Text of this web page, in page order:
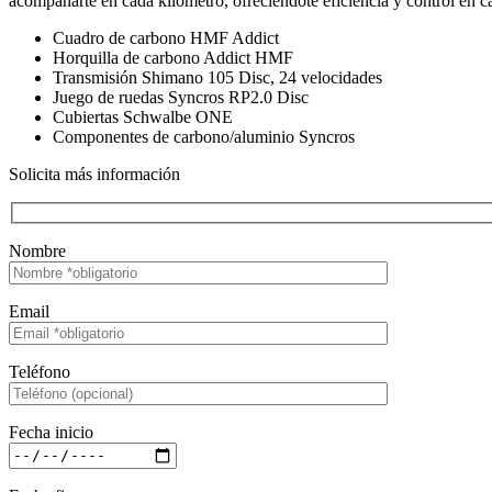
Cuadro de carbono HMF Addict
Horquilla de carbono Addict HMF
Transmisión Shimano 105 Disc, 24 velocidades
Juego de ruedas Syncros RP2.0 Disc
Cubiertas Schwalbe ONE
Componentes de carbono/aluminio Syncros
Solicita más información
Nombre
Email
Teléfono
Fecha inicio